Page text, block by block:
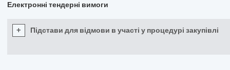
Електронні тендерні вимоги
+ Підстави для відмови в участі у процедурі закупівлі